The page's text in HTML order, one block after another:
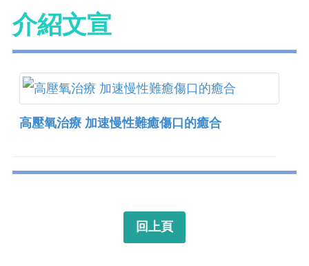
介紹文宣
高壓氧治療 加速慢性難癒傷口的癒合
回上頁